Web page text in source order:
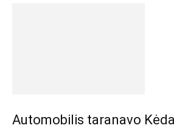
Automobilis taranavo